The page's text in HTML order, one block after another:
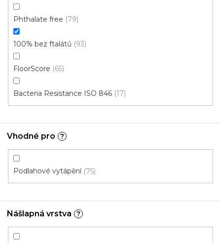
Phthalate free 79
100% bez ftalátů 93
FloorScore 65
Bacteria Resistance ISO 846 17
Vhodné pro ?
Podlahové vytápění 75
Nášlapná vrstva ?
Skladem, ihned k odeslání
459 Kč
499 Kč
Novinka
S kódem PLOTZAK sleva 15%